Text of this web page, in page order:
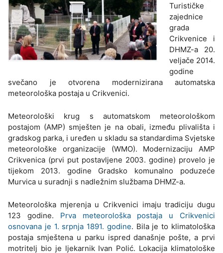
Turističke
zajednice
grada
Crikvenice i
DHMZ-a 20.
veljače 2014.
godine
svečano je otvorena modernizirana automatska
meteorološka postaja u Crikvenici.
Meteorološki krug s automatskom meteorološkom
postajom (AMP) smješten je na obali, između plivališta i
gradskog parka, i uređen u skladu sa standardima Svjetske
meteorološke organizacije (WMO). Modernizaciju AMP
Crikvenica (prvi put postavljene 2003. godine) provelo je
tijekom 2013. godine Gradsko komunalno poduzeće
Murvica u suradnji s nadležnim službama DHMZ-a.
Meteorološka mjerenja u Crikvenici imaju tradiciju dugu
123 godine. Prva meteorološka postaja u Crikvenici
osnovana je 1. srpnja 1891. godine. Bila je to klimatološka
postaja smještena u parku ispred današnje pošte, a prvi
motritelj bio je ljekarnik Ivan Polić. Lokacija klimatološke